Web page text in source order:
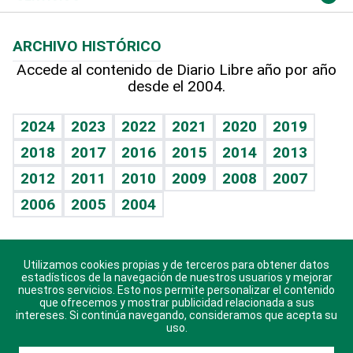
Hablando con el pediatra
Vida y familia
Eñe
Celebrando la vida
Sin complejos
En pocas palabras
Escuchando al corazón
Economía Personal
Línea de hit
TBT Deportivo
Hecho en casa
Guía del dinero
Cumpleaños
Horóscopos
Crucigramas
ARCHIVO HISTÓRICO
Accede al contenido de Diario Libre año por año
desde el 2004.
2024 2023 2022 2021 2020
2019
2018
2017 2016 2015 2014
2013
2012
2011 2010 2009 2008
2007
2006
2005 2004
Descarga nuestras aplicaciones para Android, iOS y
sistema Huawei.
Utilizamos cookies propias y de terceros para obtener datos
estadísticos de la navegación de nuestros usuarios y mejorar
nuestros servicios. Esto nos permite personalizar el contenido
que ofrecemos y mostrar publicidad relacionada a sus
intereses. Si continúa navegando, consideramos que acepta su
uso.